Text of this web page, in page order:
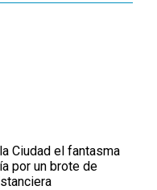
Ciudad el fantasma
por un brote de